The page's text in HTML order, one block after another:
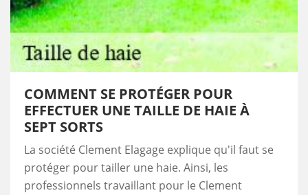
COMMENT SE PROTÉGER POUR
EFFECTUER UNE TAILLE DE HAIE À
SEPT SORTS
La société Clement Elagage explique qu'il faut se
protéger pour tailler une haie. Ainsi, les
professionnels travaillant pour le Clement